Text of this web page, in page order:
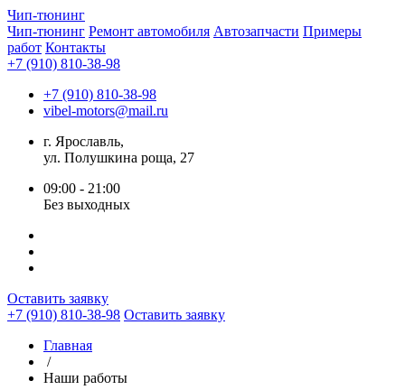
Чип-тюнинг
Чип-тюнинг Ремонт автомобиля Автозапчасти Примеры
работ Контакты
+7 (910) 810-38-98
+7 (910) 810-38-98
vibel-motors@mail.ru
г. Ярославль,
ул. Полушкина роща, 27
09:00 - 21:00
Без выходных
Оставить заявку
+7 (910) 810-38-98 Оставить заявку
Главная
/
Наши работы